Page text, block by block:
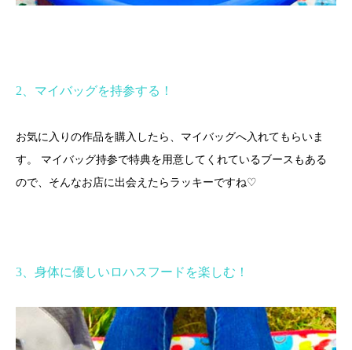
2 、マイバッグを持参する！
お気に入りの作品を購入したら、マイバッグへ入れてもらいま
す。 マイバッグ持参で特典を用意してくれているブースもある
ので、そんなお店に出会えたらラッキーですね♡
3 、身体に優しいロハスフードを楽しむ！